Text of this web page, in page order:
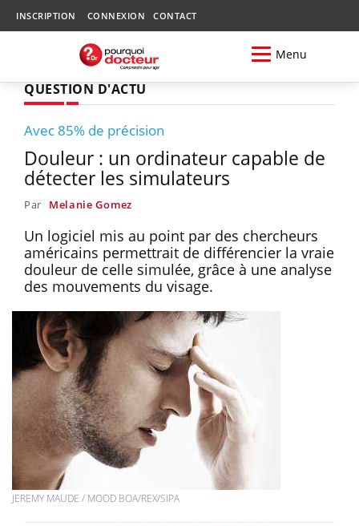
INSCRIPTION CONNEXION CONTACT
Menu
QUESTION D'ACTU
Avec 85% de précision
Douleur : un ordinateur capable de
détecter les simulateurs
Par Melanie Gomez
Un logiciel mis au point par des chercheurs
américains permettrait de différencier la vraie
douleur de celle simulée, grâce à une analyse
des mouvements du visage.
JEREMY MAUDE / MOOD BOA/REX/SIPA